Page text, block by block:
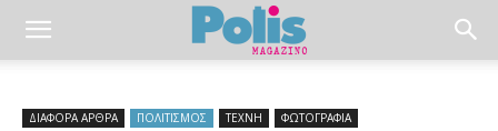
ΔΙΑΦΟΡΑ ΑΡΘΡΑ ΠΟΛΙΤΙΣΜΟΣ ΤΕΧΝΗ ΦΩΤΟΓΡΑΦΙΑ